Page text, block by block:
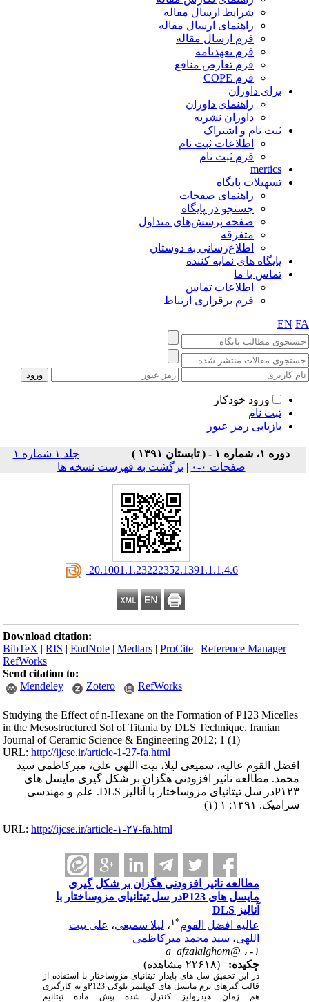
شرایط ارسال مقاله
راهنمای ارسال مقاله
فرم ارسال مقاله
فرم تعهدنامه
فرم تعارض منافع
فرم COPE
برای داوران
راهنمای داوران
داوران نشریه
ثبت نام و اشتراک
اطلاعات ثبت نام
فرم ثبت نام
mertics
تسهیلات پایگاه
راهنمای صفحات
جستجو در پایگاه
صفحه پرسش‌های متداول
متفرقه
اطلاع‌رسانی به دوستان
پایگاه های نمایه کننده
تماس با ما
اطلاعات تماس
فرم برقراری ارتباط
EN
ورود خودکار
ثبت نام
بازیابی رمز عبور
دوره ۱، شماره ۱ - ( تابستان ۱۳۹۱ )
جلد ۱ شماره ۱
صفحات ۰-۰
| برگشت به فهرست نسخه ها
‎ 20.1001.1.23222352.1391.1.1.4.6
Download citation:
BibTeX |RIS |EndNote |Medlars |ProCite |Reference Manager
RefWorks
Send citation to:
Mendeley
Zotero RefWorks
Studying the Effect of n-Hexane on the Formation of P123 Micelles
in the Mesostructured Sol of Titania by DLS Technique. Iranian
Journal of Ceramic Science & Engineering 2012; 1 (1)
URL:http://ijcse.ir/article-1-27-fa.html
افضل القوم عالیه، سمیعی لیلا، بیت اللهی علی، میرکاظمی سید
محمد. مطالعه تاثیر افزودنی هگزان بر شکل گیری مایسل های
P۱۲۳در سل تیتانیای مزوساختار با آنالیز DLS. علم و مهندسی
سرامیک. ۱۳۹۱; ۱ (۱)
URL:http://ijcse.ir/article-۱-۲۷-fa.html
مطالعه تاثیر افزودنی هگزان بر شکل گیری
مایسل های P123در سل تیتانیای مزوساختار با
آنالیز DLS
عالیه افضل القوم
۱،لیلا سمیعی،علی بیت
اللهی،سید محمد میرکاظمی
a_afzalalghom@
چکیده:
در این تحقیق سل های پایدار تیتانیای مزوساختار با استفاده از
قالب گیرهای نرم مایسل های کوپلیمر بلوکی P123و به کارگیری
هم زمان هیدرولیز کنترل شده پیش ماده تیتانیم